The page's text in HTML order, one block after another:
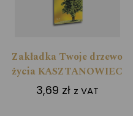
Zakładka Twoje drzewo
życia KASZTANOWIEC
3,69 zł z VAT